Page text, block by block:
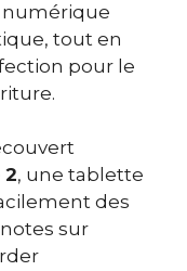
numérique
tout en
pour le
2, une tablette
des
sur